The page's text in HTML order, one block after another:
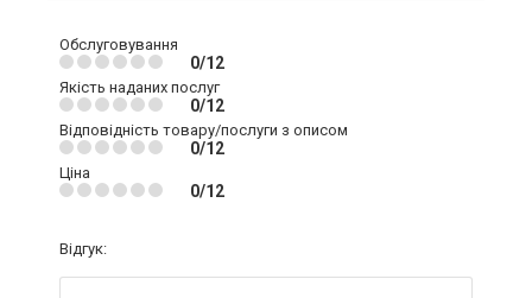
Обслуговування
0/12
Якість наданих послуг
0/12
Відповідність товару/послуги з описом
0/12
Ціна
0/12
Відгук: